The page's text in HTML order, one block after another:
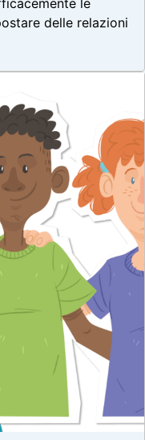
le
delle relazioni